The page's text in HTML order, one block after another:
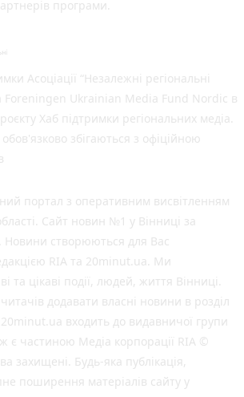
програми.
Асоціації “Незалежні регіональні
Foreningen Ukrainian Media Fund Nordic в
Хаб підтримки регіональних медіа.
збігаються з офіційною
портал з оперативним висвітленням
Сайт новин №1 у Вінниці за
Новини створюються для Вас
RIA та 20minut.ua. Ми
та цікаві події, людей, життя Вінниці.
додавати власні новини в розділ
входить до видавничої групи
є частиною Медіа корпорації RIA ©
захищені. Будь-яка публiкацiя,
поширення матеріалів сайту у